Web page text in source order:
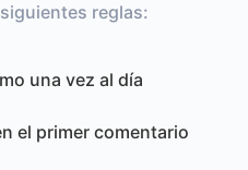
reglas:
una vez al día
el primer comentario